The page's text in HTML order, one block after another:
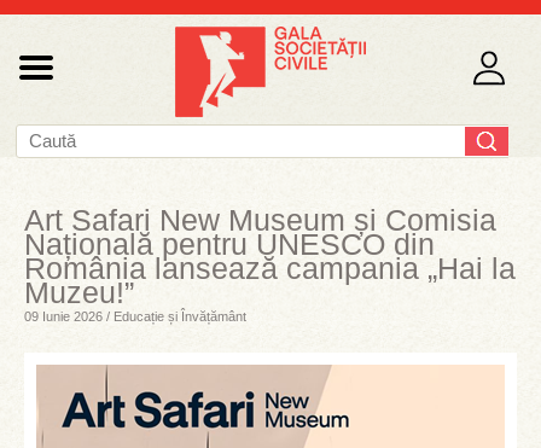
Art Safari New Museum și Comisia
Națională pentru UNESCO din
România lansează campania „Hai la
Muzeu!”
09 Iunie 2026 / Educație și Învățământ